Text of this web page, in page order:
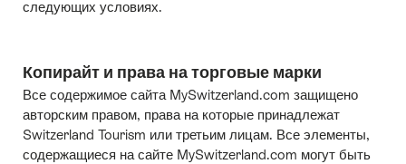
следующих условиях.
Копирайт и права на торговые марки
Все содержимое сайта MySwitzerland.com защищено
авторским правом, права на которые принадлежат
Switzerland Tourism или третьим лицам. Все элементы,
содержащиеся на сайте MySwitzerland.com могут быть